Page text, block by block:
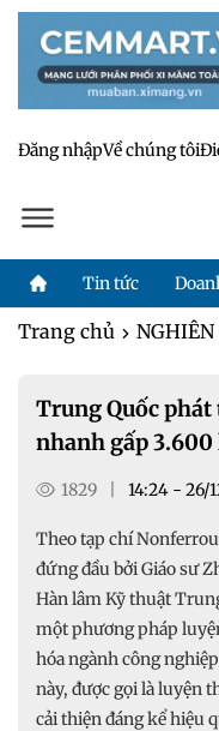
Đăng nhậpVề chúng tôi
Tin tức
Trang chủ NGHIÊN
Trung Quốc
nhanh gấp
1829 14:24 - 26/
Theo tạp chí
đứng đầu bởi Giáo sư
Hàn lâm Kỹ thuật
một phương pháp
hóa ngành công
này, được gọi là luyện
cải thiện đáng kể hiệu